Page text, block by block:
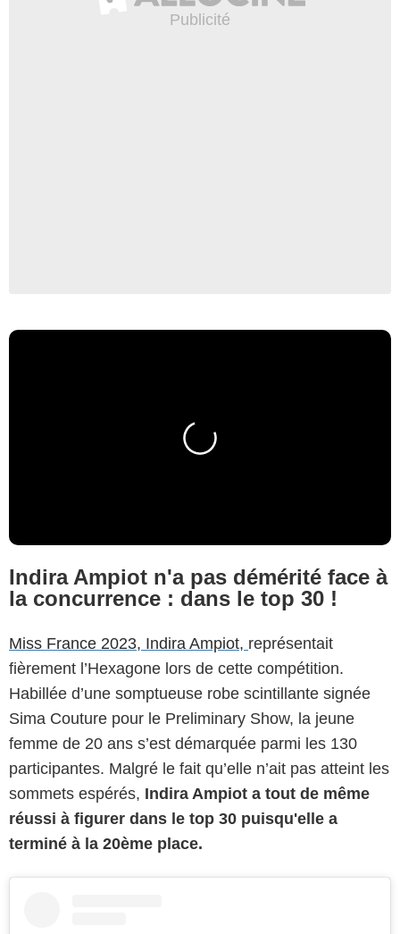
Indira Ampiot n'a pas démérité face à
la concurrence : dans le top 30 !
Miss France 2023, Indira Ampiot, représentait
fièrement l’Hexagone lors de cette compétition.
Habillée d’une somptueuse robe scintillante signée
Sima Couture pour le Preliminary Show, la jeune
femme de 20 ans s’est démarquée parmi les 130
participantes. Malgré le fait qu’elle n’ait pas atteint les
sommets espérés, Indira Ampiot a tout de même
réussi à figurer dans le top 30 puisqu'elle a
terminé à la 20ème place.